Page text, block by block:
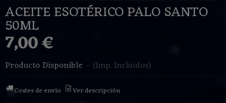
ACEITE ESOTÉRICO PALO SANTO
50ML
7,00 €
Producto Disponible - (Imp. Incluidos)
Costes de envío Ver descripción